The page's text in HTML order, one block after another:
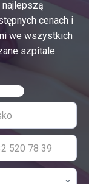
najlepszą
cenach i
we wszystkich
szpitale.